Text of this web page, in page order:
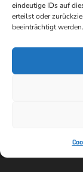
eindeutige IDs auf
erteilst oder
beeinträchtigt werden.